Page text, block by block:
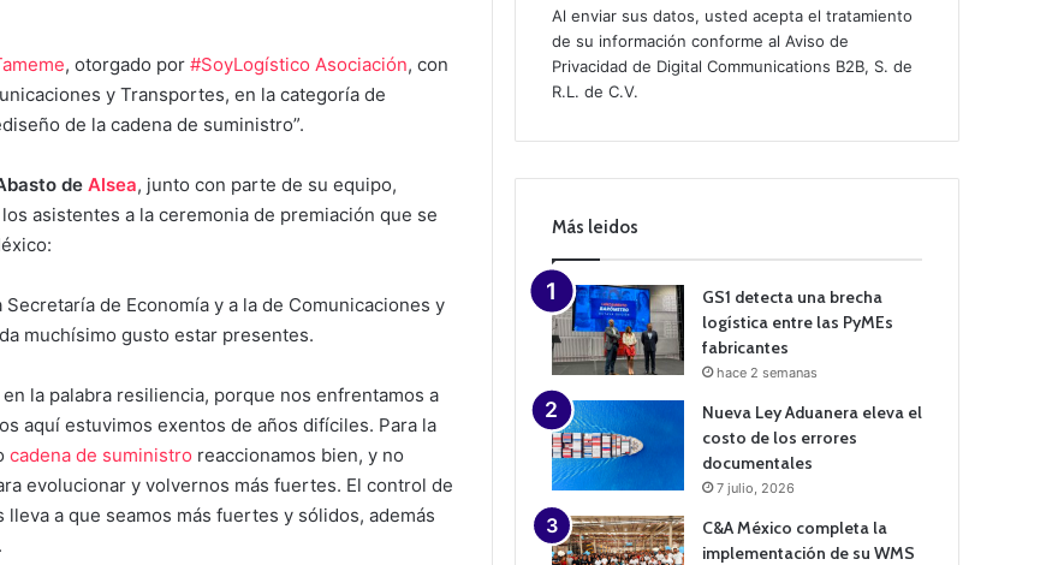
, otorgado por #SoyLogístico Asociación, con
y Transportes, en la categoría de
de la cadena de suministro”.
de Alsea, junto con parte de su equipo,
asistentes a la ceremonia de premiación que se
de Economía y a la de Comunicaciones y
muchísimo gusto estar presentes.
la palabra resiliencia, porque nos enfrentamos a
aquí estuvimos exentos de años difíciles. Para la
cadena de suministro reaccionamos bien, y no
evolucionar y volvernos más fuertes. El control de
a que seamos más fuertes y sólidos, además
v
e
p
i
n
Al enviar sus datos, usted acepta el tratamiento
de su información conforme alAviso de
Privacidad de Digital Communications B2B, S. de
R.L. de C.V.
Más leidos
GS1 detecta una brecha
logística entre las PyMEs
fabricantes
hace 2 semanas
Nueva Ley Aduanera eleva el
costo de los errores
documentales
7 julio, 2026
C&A México completa la
implementación de su WMS